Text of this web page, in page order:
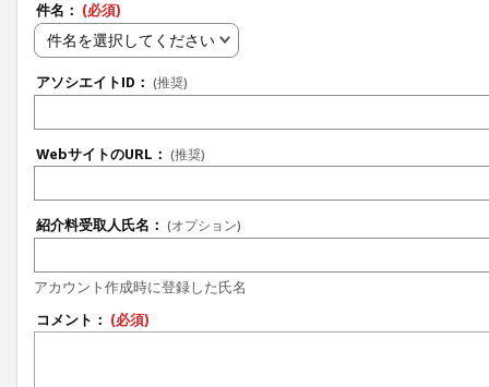
件名： (必須)
件名を選択してください
アソシエイトID： (推奨)
WebサイトのURL： (推奨)
紹介料受取人氏名： (オプション)
アカウント作成時に登録した氏名
コメント： (必須)